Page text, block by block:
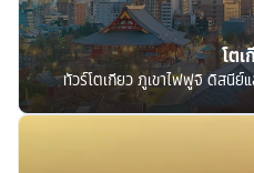
โตเ
ทัวร์โตเกียว ภูเขาไฟฟูจิ ดิสนีย์